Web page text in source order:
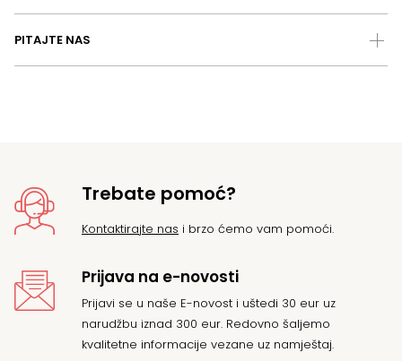
PITAJTE NAS
Trebate pomoć?
Kontaktirajte nas i brzo ćemo vam pomoći.
Prijava na e-novosti
Prijavi se u naše E-novost i uštedi 30 eur uz
narudžbu iznad 300 eur. Redovno šaljemo
kvalitetne informacije vezane uz namještaj.